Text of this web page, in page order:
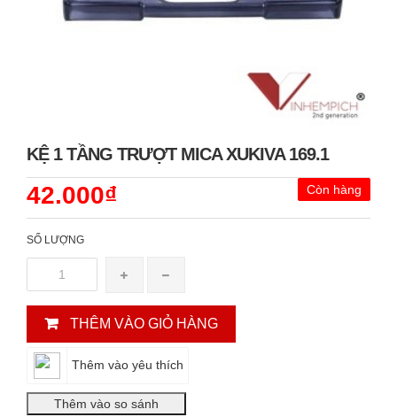
KỆ 1 TẦNG TRƯỢT MICA XUKIVA 169.1
Còn hàng
42.000₫
SỐ LƯỢNG
THÊM VÀO GIỎ HÀNG
Thêm vào yêu thích